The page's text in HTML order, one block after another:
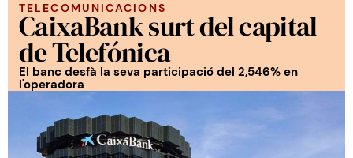
TELECOMUNICACIONS
CaixaBank surt del capital
de Telefónica
El banc desfà la seva participació del 2,546% en
l'operadora